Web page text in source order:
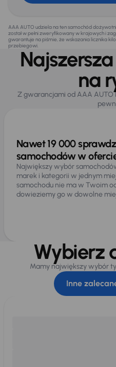
AAA AUTO udziela na ten samochód
został w pełni zweryfikowany w krajowych i
gwarantuje na piśmie, że wskazania licznika
przebiegowi.
na
Z gwarancjami od AAA AUTO
Nawet 19 000
samochodów w
Największy wybór
marek i kategorii w jednym
samochodu nie ma w Twoim
dowieziemy go w dowolne
Wybierz
Mamy największy wybór
Inne